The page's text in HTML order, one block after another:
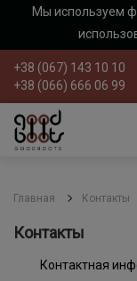
Мы используем
+38 (067) 143 10 10
+38 (066) 666 06 99
Главная Контакты
Контакты
Контактная